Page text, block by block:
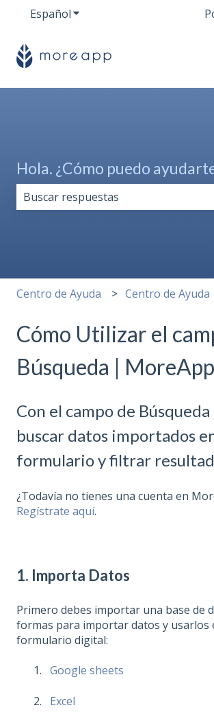
EspañolTraducciones de Mostrar
Hola. ¿Cómo puedo
Centro de Ayuda Centro de Ayuda
Cómo Utilizar el
Búsqueda | MoreApp
Con el campo de
buscar datos importados
formulario y filtrar
¿Todavía no tienes una cuenta en
Regístrate aquí.
1. Importa Datos
Primero debes importar una base de
formas para importar datos y usarlos
formulario digital:
Google sheets
Excel